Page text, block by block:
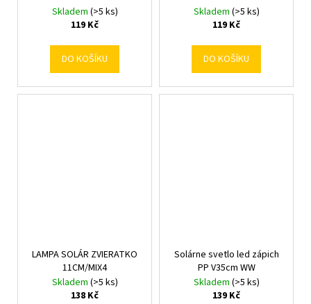
Skladem (>5 ks)
119 Kč
DO KOŠÍKU
Skladem (>5 ks)
119 Kč
DO KOŠÍKU
LAMPA SOLÁR ZVIERATKO
11CM/MIX4
Skladem (>5 ks)
138 Kč
Solárne svetlo led zápich
PP V35cm WW
Skladem (>5 ks)
139 Kč